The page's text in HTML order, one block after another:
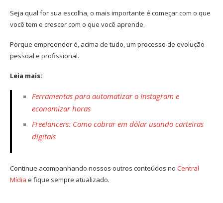
Seja qual for sua escolha, o mais importante é começar com o que
você tem e crescer com o que você aprende.
Porque empreender é, acima de tudo, um processo de evolução
pessoal e profissional.
Leia mais:
Ferramentas para automatizar o Instagram e
economizar horas
Freelancers: Como cobrar em dólar usando carteiras
digitais
Continue acompanhando nossos outros conteúdos no Central
Mídia e fique sempre atualizado.